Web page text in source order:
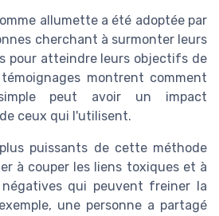
allumette a été adoptée par
cherchant à surmonter leurs
pour atteindre leurs objectifs de
montrent comment
peut avoir un impact
ceux qui l'utilisent.
puissants de cette méthode
à couper les liens toxiques et à
négatives qui peuvent freiner la
une personne a partagé